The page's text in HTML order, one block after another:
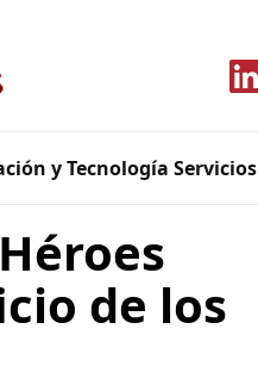
y Tecnología Servicios
de los